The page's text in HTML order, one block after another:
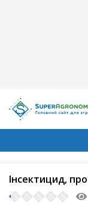
Інсектицид,